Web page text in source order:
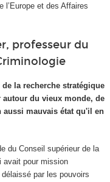
l’Europe et des Affaires
professeur du
la recherche stratégique
autour du vieux monde, de
aussi mauvais état qu'il en
du Conseil supérieur de la
avait pour mission
par les pouvoirs